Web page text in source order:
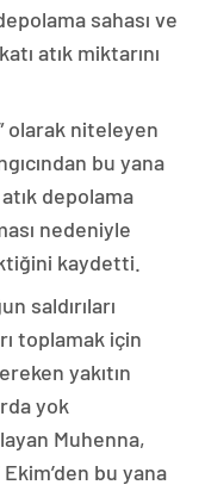
sahası ve
atık miktarını
olarak niteleyen
bu yana
depolama
nedeniyle
kaydetti.
saldırıları
toplamak için
yakıtın
yok
Muhenna,
Ekim’den bu yana